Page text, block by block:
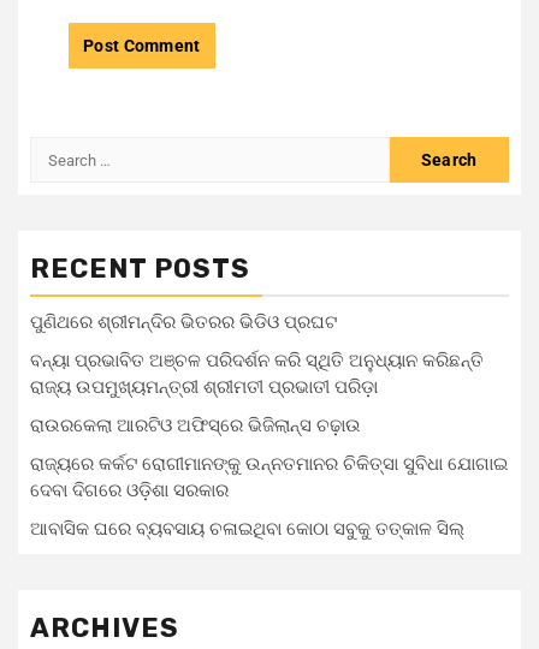
RECENT POSTS
ପୁଣିଥରେ ଶ୍ରୀମନ୍ଦିର ଭିତରର ଭିଡିଓ ପ୍ରଘଟ
ବନ୍ୟା ପ୍ରଭାବିତ ଅଞ୍ଚଳ ପରିଦର୍ଶନ କରି ସ୍ଥିତି ଅନୁଧ୍ୟାନ କରିଛନ୍ତି
ରାଜ୍ୟ ଉପମୁଖ୍ୟମନ୍ତ୍ରୀ ଶ୍ରୀମତୀ ପ୍ରଭାତୀ ପରିଡ଼ା
ରାଉରକେଲା ଆରଟିଓ ଅଫିସ୍‌ରେ ଭିଜିଲାନ୍ସ ଚଢ଼ାଉ
ରାଜ୍ୟରେ କର୍କଟ ରୋଗୀମାନଙ୍କୁ ଉନ୍ନତମାନର ଚିକିତ୍ସା ସୁବିଧା ଯୋଗାଇ
ଦେବା ଦିଗରେ ଓଡ଼ିଶା ସରକାର
ଆବାସିକ ଘରେ ବ୍ୟବସାୟ ଚଳାଇଥିବା କୋଠା ସବୁକୁ ତତ୍କାଳ ସିଲ୍‌
ARCHIVES